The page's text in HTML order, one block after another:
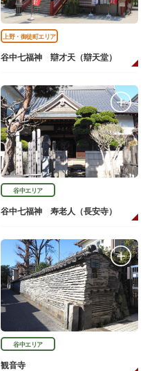
上野・御徒町エリア
谷中七福神 辯才天（辯天堂）
谷中エリア
谷中七福神 寿老人（長安寺）
谷中エリア
観音寺